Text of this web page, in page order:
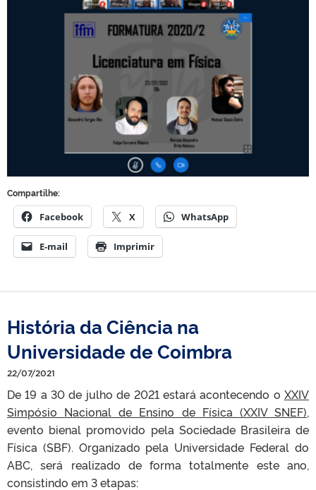
Compartilhe:
Facebook X WhatsApp
E-mail Imprimir
História da Ciência na
Universidade de Coimbra
22/07/2021
De 19 a 30 de julho de 2021 estará acontecendo o XXIV
Simpósio Nacional de Ensino de Física (XXIV SNEF),
evento bienal promovido pela Sociedade Brasileira de
Física (SBF). Organizado pela Universidade Federal do
ABC, será realizado de forma totalmente este ano,
consistindo em 3 etapas: